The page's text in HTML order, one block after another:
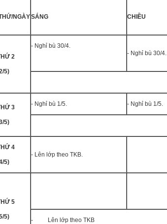
NGÀYSÁNG CHIỀU
2
5)
- Nghỉ bù 30/4.
- Nghỉ bù 30/4.
3
5)
- Nghỉ bù 1/5.
- Nghỉ bù 1/5.
4
5)
- Lên lớp theo TKB.
5
5)
- Lên lớp theo TKB